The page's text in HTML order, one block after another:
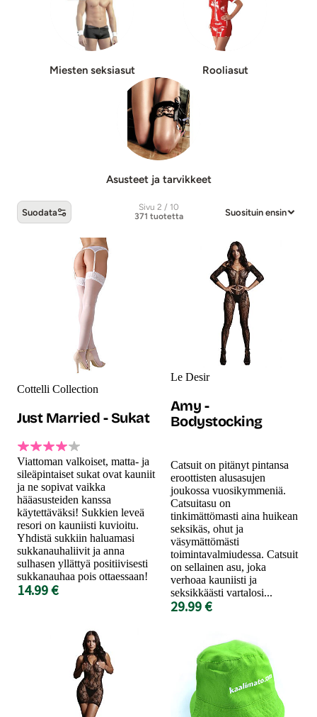
Miesten sek­sia­sut Rooliasut
Asusteet ja tarvikkeet
Suodata
Sivu 2 / 10
371 tuotetta
Suosituin ensin
Seksiasut -tuotteet
Cottelli Collection
Just Married - Sukat
Viattoman valkoiset, matta- ja
sileäpintaiset sukat ovat kauniit
ja ne sopivat vaikka
hääasusteiden kanssa
käytettäväksi! Sukkien leveä
resori on kauniisti kuvioitu.
Yhdistä sukkiin haluamasi
sukkanauhaliivit ja anna
sulhasen yllättyä positiivisesti
sukkanauhaa pois ottaessaan!
14.99 €
Le Desir
Amy -
Bodystocking
Catsuit on pitänyt pintansa
eroottisten alusasujen
joukossa vuosikymmeniä.
Catsuitasu on
tinkimättömasti aina huikean
seksikäs, ohut ja
väsymättömästi
toimintavalmiudessa. Catsuit
on sellainen asu, joka
verhoaa kauniisti ja
seksikkäästi vartalosi...
29.99 €